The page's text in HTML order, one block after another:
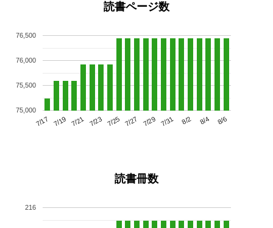
読書ページ数
7/17 7/19 7/21 7/23 7/25 7/27 7/29 7/31 8/2 8/4 8/6
75,000
75,500
76,000
76,500
読書冊数
216